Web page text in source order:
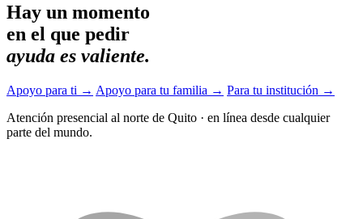
Hay un momento
en el que pedir
ayuda es valiente.
Apoyo para ti → Apoyo para tu familia → Para tu institución →
Atención presencial al norte de Quito · en línea desde cualquier
parte del mundo.